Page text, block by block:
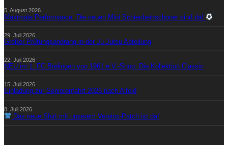
5. August 2026
Maximale Performance: Die neuen Mini Schienbeinschoner sind da!
29. Juli 2026
Großer Prüfungsandrang in der Ju-Jutsu Abteilung
22. Juli 2026
NEU im 1. FC Brelingen von 1961 e.V.-Shop: Die Kollektion Classic
15. Juli 2026
Einladung zur Seniorenfahrt 2026 nach Alfeld
8. Juli 2026
Das neue Shirt mit unserem Vereins-Patch ist da!